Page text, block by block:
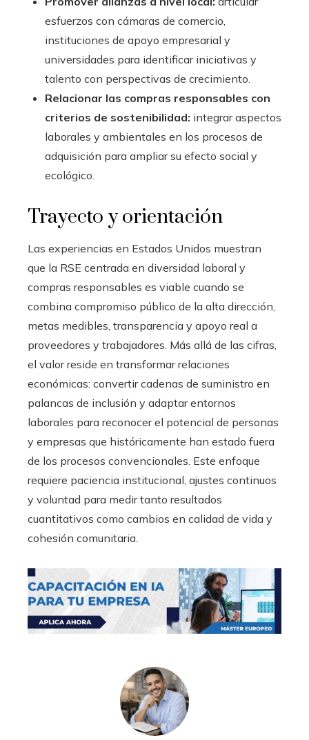
esfuerzos con cámaras de comercio,
instituciones de apoyo empresarial y
universidades para identificar iniciativas y
talento con perspectivas de crecimiento.
Relacionar las compras responsables con
criterios de sostenibilidad: integrar aspectos
laborales y ambientales en los procesos de
adquisición para ampliar su efecto social y
ecológico.
Trayecto y orientación
Las experiencias en Estados Unidos muestran
que la RSE centrada en diversidad laboral y
compras responsables es viable cuando se
combina compromiso público de la alta dirección,
metas medibles, transparencia y apoyo real a
proveedores y trabajadores. Más allá de las cifras,
el valor reside en transformar relaciones
económicas: convertir cadenas de suministro en
palancas de inclusión y adaptar entornos
laborales para reconocer el potencial de personas
y empresas que históricamente han estado fuera
de los procesos convencionales. Este enfoque
requiere paciencia institucional, ajustes continuos
y voluntad para medir tanto resultados
cuantitativos como cambios en calidad de vida y
cohesión comunitaria.